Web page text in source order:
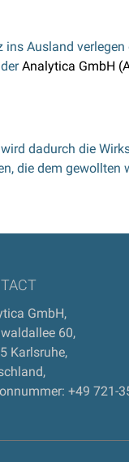
Ausland
Analytica GmbH
dadurch die
die dem
GmbH,
60,
Karlsruhe,
,
+49 721-